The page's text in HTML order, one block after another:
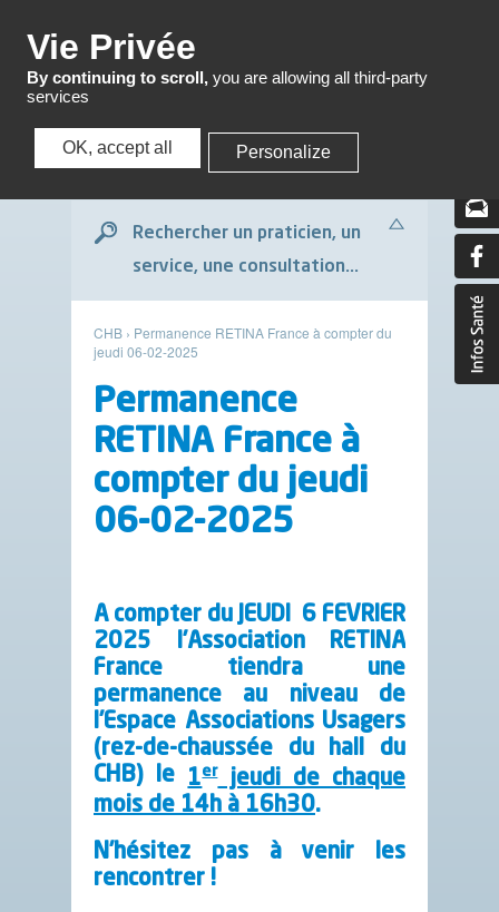
Menu
Rechercher un praticien, un
service, une consultation...
CHB › Permanence RETINA France à compter du
jeudi 06-02-2025
Permanence
RETINA France à
compter du jeudi
06-02-2025
A compter du JEUDI 6 FEVRIER
2025 l’Association RETINA
France tiendra une
permanence au niveau de
l’Espace Associations Usagers
(rez-de-chaussée du hall du
CHB) le 1erjeudi de chaque
mois de 14h à 16h30.
N’hésitez pas à venir les
rencontrer !
Vie Privée
By continuing to scroll, you are allowing all third-party
services
OK, accept all Personalize